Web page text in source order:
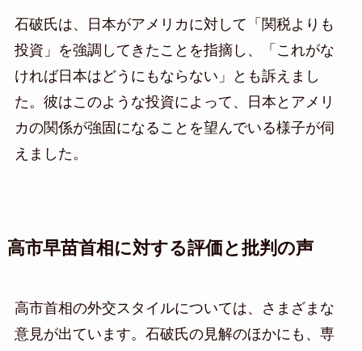
石破氏は、日本がアメリカに対して「関税よりも
投資」を強調してきたことを指摘し、「これがな
ければ日本はどうにもならない」とも訴えまし
た。彼はこのような投資によって、日本とアメリ
カの関係が強固になることを望んでいる様子が伺
えました。
高市早苗首相に対する評価と批判の声
高市首相の外交スタイルについては、さまざまな
意見が出ています。石破氏の見解のほかにも、専